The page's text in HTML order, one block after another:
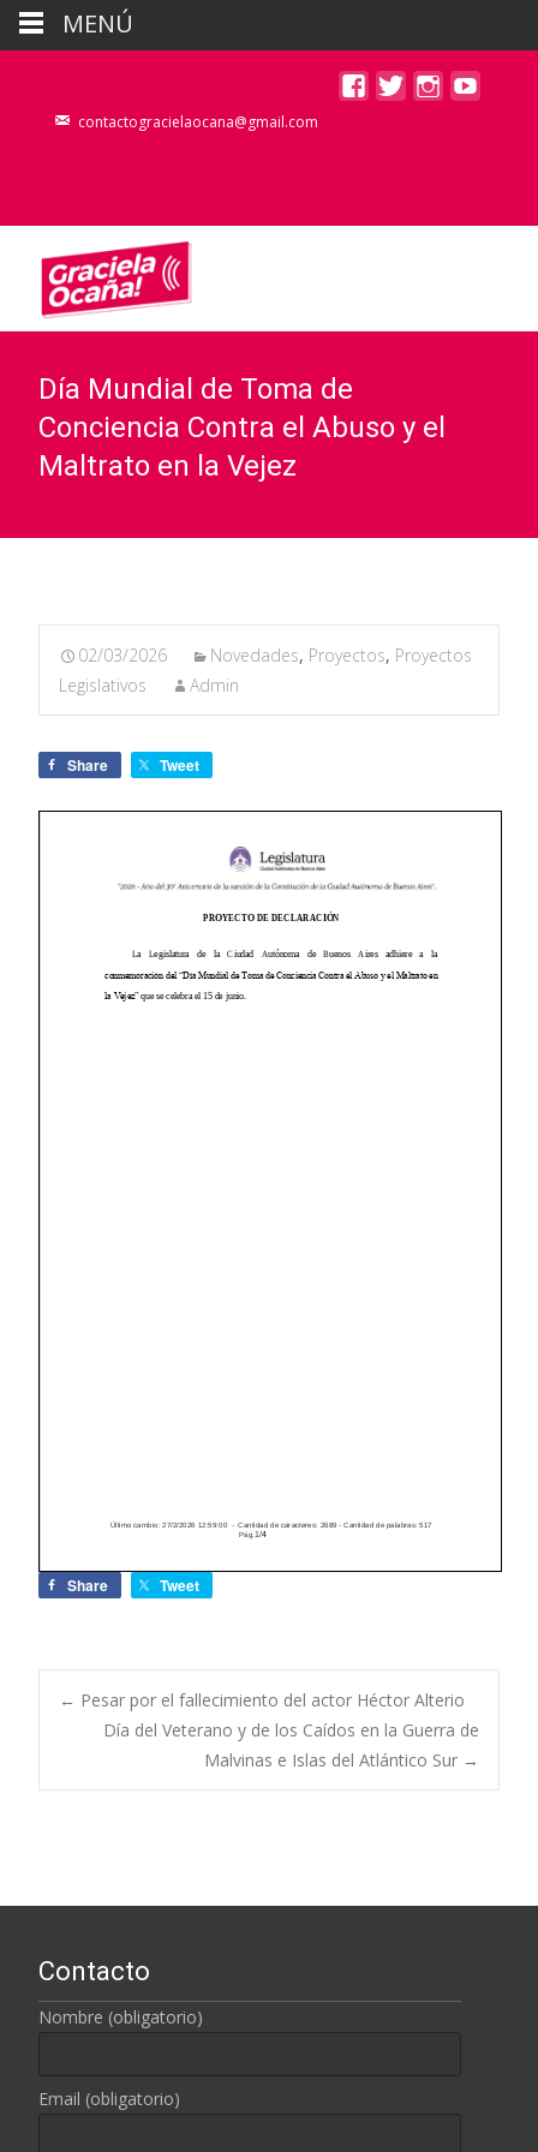
contactogracielaocana@gmail.com
Día Mundial de Toma de
Conciencia Contra el Abuso y el
Maltrato en la Vejez
02/03/2026 Novedades, Proyectos, Proyectos
Legislativos
Admin
Share Tweet
Share Tweet
Navegación de
← Pesar por el fallecimiento del actor Héctor Alterio
Día del Veterano y de los Caídos en la Guerra de
Malvinas e Islas del Atlántico Sur →
Contacto
Nombre (obligatorio)
Email (obligatorio)
MENÚ